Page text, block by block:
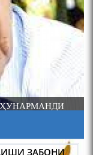
ЗАБОНИ